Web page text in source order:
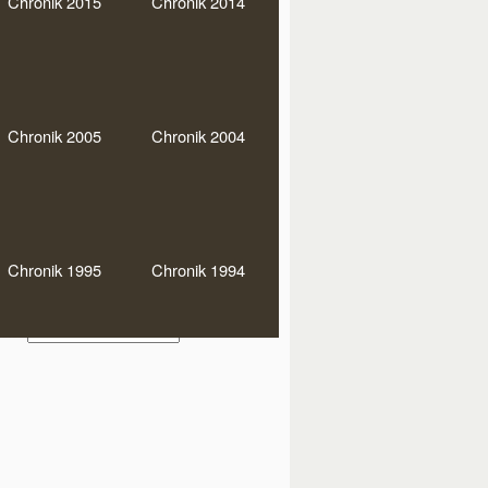
Chronik 2005
Chronik 2004
Chronik 1995
Chronik 1994